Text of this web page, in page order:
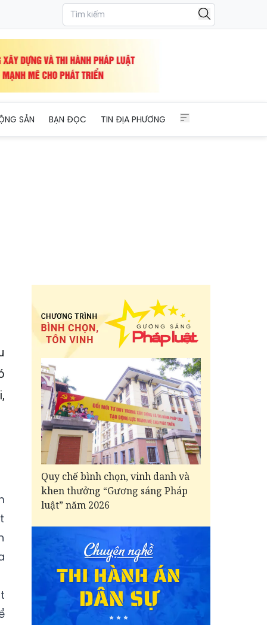
SẢN BẠN ĐỌC TIN ĐỊA PHƯƠNG
Quy chế bình chọn, vinh danh và
khen thưởng “Gương sáng Pháp
luật” năm 2026